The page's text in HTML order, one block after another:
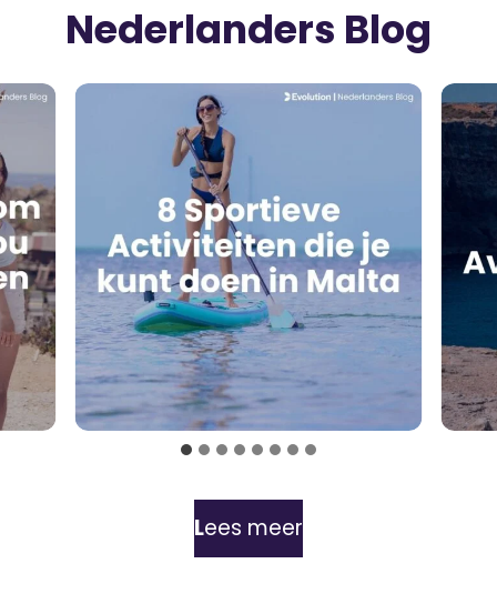
Nederlanders Blog
Lees meer